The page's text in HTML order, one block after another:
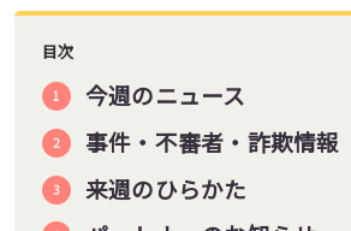
目次
今週のニュース
事件・不審者・詐欺情報
来週のひらかた